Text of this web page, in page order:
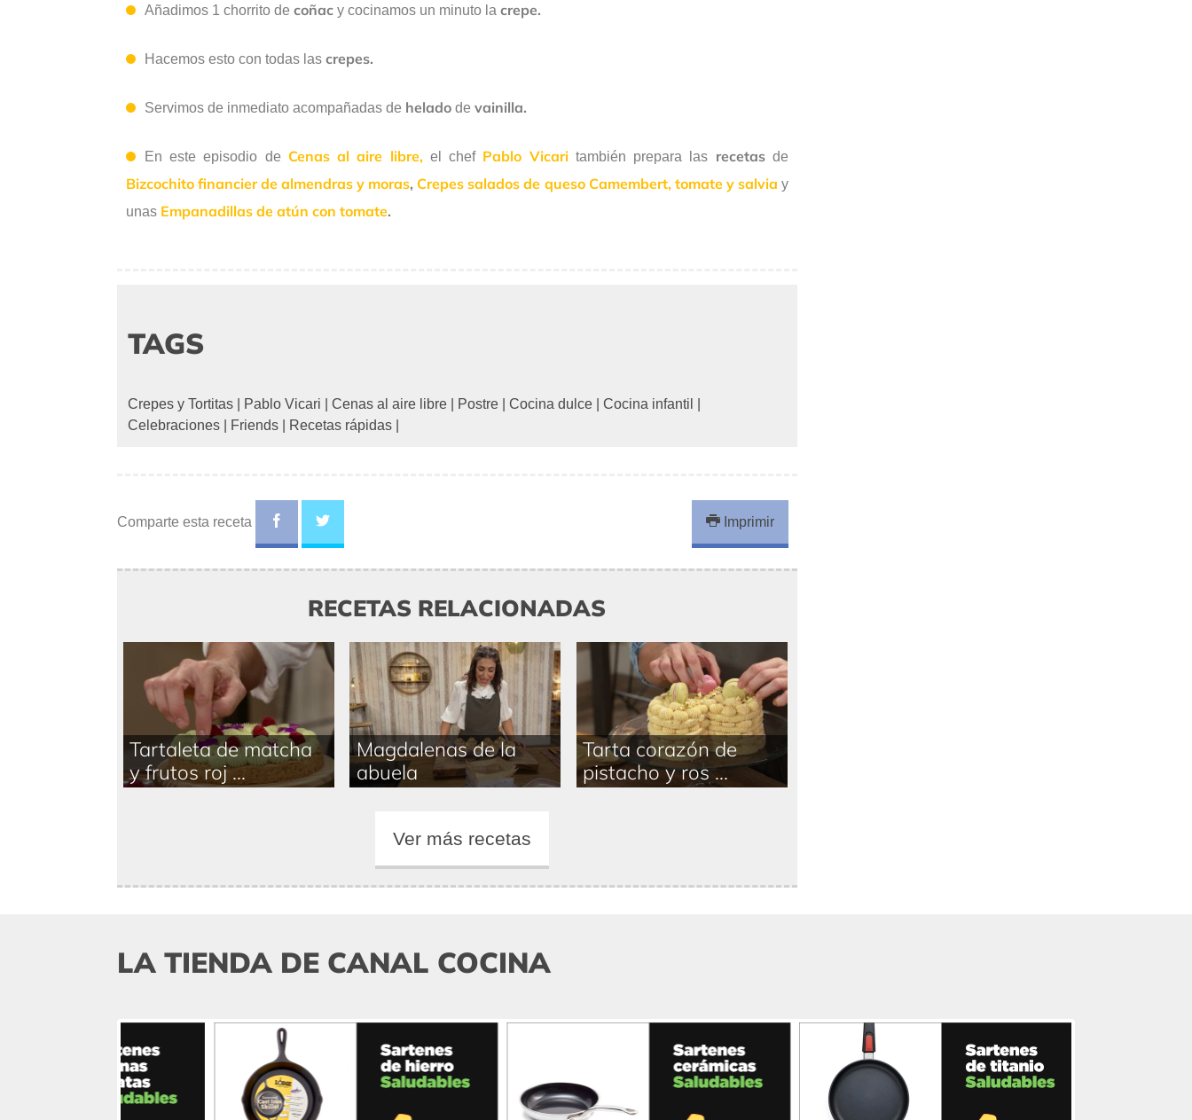
Añadimos 1 chorrito de coñac y cocinamos un minuto la crepe.
Hacemos esto con todas las crepes.
Servimos de inmediato acompañadas de helado de vainilla.
En este episodio de Cenas al aire libre,el chef Pablo Vicaritambién prepara las recetasde
Bizcochito financier de almendras y moras, Crepes salados de queso Camembert, tomate y salvia y
unas Empanadillas de atún con tomate.
TAGS
Crepes y Tortitas Pablo Vicari Cenas al aire libre Postre Cocina dulce Cocina infantil
Celebraciones
Friends Recetas rápidas
Comparte esta receta Imprimir
RECETAS RELACIONADAS
Tartaleta de matcha
y frutos roj ...
Magdalenas de la
abuela
Tarta corazón de
pistacho y ros ...
Ver más recetas
LA TIENDA DE CANAL COCINA